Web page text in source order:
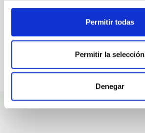
Permitir todas
Permitir la selección
Denegar